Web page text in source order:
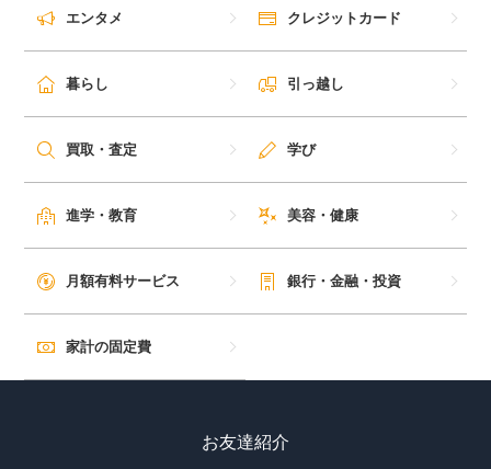
エンタメ クレジットカード
暮らし 引っ越し
買取・査定 学び
進学・教育 美容・健康
月額有料サービス 銀行・金融・投資
家計の固定費
お友達紹介